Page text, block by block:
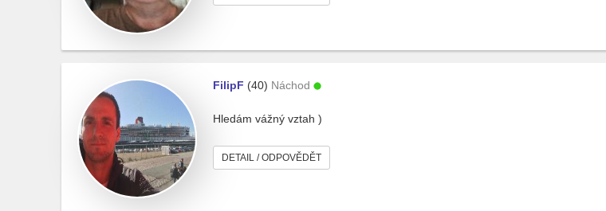
FilipF (40) Náchod
Hledám vážný vztah )
DETAIL / ODPOVĚDĚT